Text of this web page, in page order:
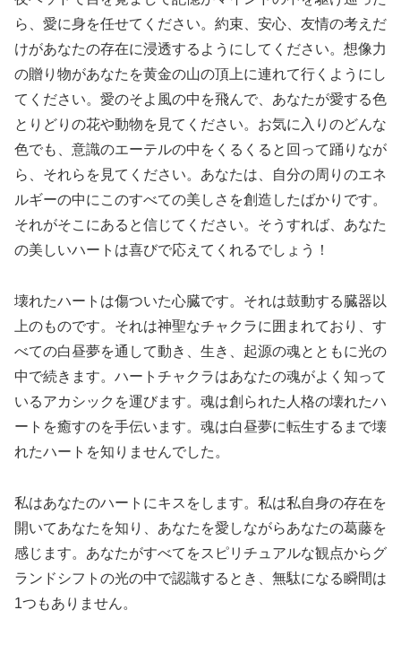
ら、愛に身を任せてください。約束、安心、友情の考えだ
けがあなたの存在に浸透するようにしてください。想像力
の贈り物があなたを黄金の山の頂上に連れて行くようにし
てください。愛のそよ風の中を飛んで、あなたが愛する色
とりどりの花や動物を見てください。お気に入りのどんな
色でも、意識のエーテルの中をくるくると回って踊りなが
ら、それらを見てください。あなたは、自分の周りのエネ
ルギーの中にこのすべての美しさを創造したばかりです。
それがそこにあると信じてください。そうすれば、あなた
の美しいハートは喜びで応えてくれるでしょう！
壊れたハートは傷ついた心臓です。それは鼓動する臓器以
上のものです。それは神聖なチャクラに囲まれており、す
べての白昼夢を通して動き、生き、起源の魂とともに光の
中で続きます。ハートチャクラはあなたの魂がよく知って
いるアカシックを運びます。魂は創られた人格の壊れたハ
ートを癒すのを手伝います。魂は白昼夢に転生するまで壊
れたハートを知りませんでした。
私はあなたのハートにキスをします。私は私自身の存在を
開いてあなたを知り、あなたを愛しながらあなたの葛藤を
感じます。あなたがすべてをスピリチュアルな観点からグ
ランドシフトの光の中で認識するとき、無駄になる瞬間は
1つもありません。